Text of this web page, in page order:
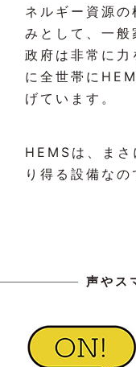
ネルギー資源
みとして、一
政府は非常に
に全世帯に
げています。
HEMSは、まさ
り得る設備なの
声やス